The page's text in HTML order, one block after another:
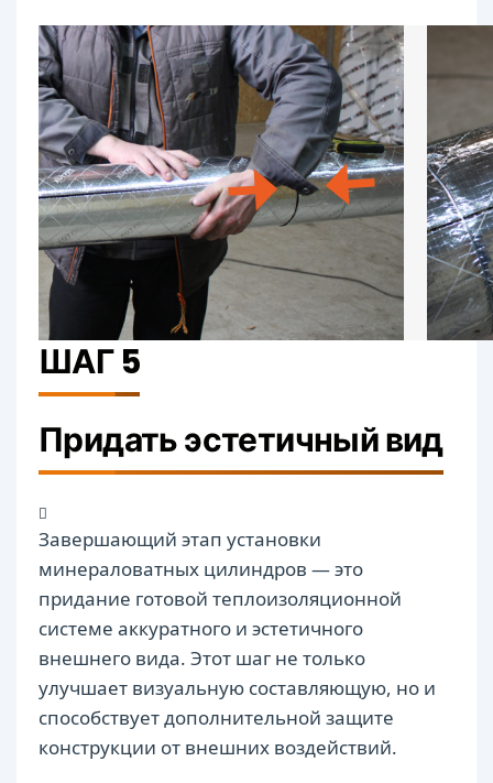
ШАГ 5
Придать эстетичный вид
Завершающий этап установки
минераловатных цилиндров — это
придание готовой теплоизоляционной
системе аккуратного и эстетичного
внешнего вида. Этот шаг не только
улучшает визуальную составляющую, но и
способствует дополнительной защите
конструкции от внешних воздействий.